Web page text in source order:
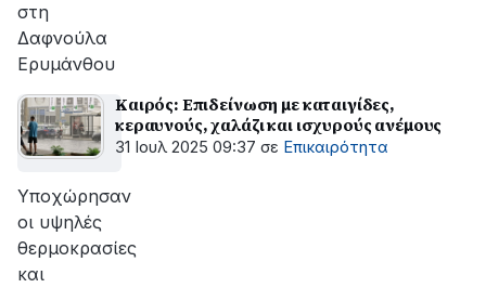
στη
Δαφνούλα
Ερυμάνθου
Καιρός: Επιδείνωση με καταιγίδες,
κεραυνούς, χαλάζι και ισχυρούς ανέμους
31 Ιουλ 2025 09:37 σε Επικαιρότητα
Υποχώρησαν
οι υψηλές
θερμοκρασίες
και